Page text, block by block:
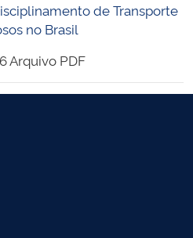
de Transporte
no Brasil
PDF